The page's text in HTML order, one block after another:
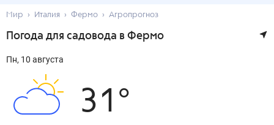
Мир Италия Фермо Агропрогноз
Погода для садовода в Фермо
пн, 10 августа
31 °